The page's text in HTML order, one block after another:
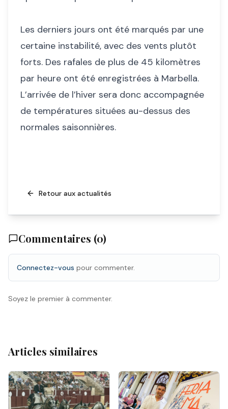
Les derniers jours ont été marqués par une
certaine instabilité, avec des vents plutôt
forts. Des rafales de plus de 45 kilomètres
par heure ont été enregistrées à Marbella.
L’arrivée de l’hiver sera donc accompagnée
de températures situées au-dessus des
normales saisonnières.
Retour aux actualités
Commentaires (0)
Connectez-vous pour commenter.
Soyez le premier à commenter.
Articles similaires